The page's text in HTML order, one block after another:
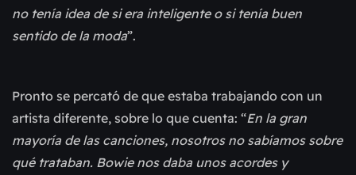
no tenía idea de si era inteligente o si tenía buen
sentido de la moda”.
Pronto se percató de que estaba trabajando con un
artista diferente, sobre lo que cuenta: “En la gran
mayoría de las canciones, nosotros no sabíamos sobre
qué trataban. Bowie nos daba unos acordes y